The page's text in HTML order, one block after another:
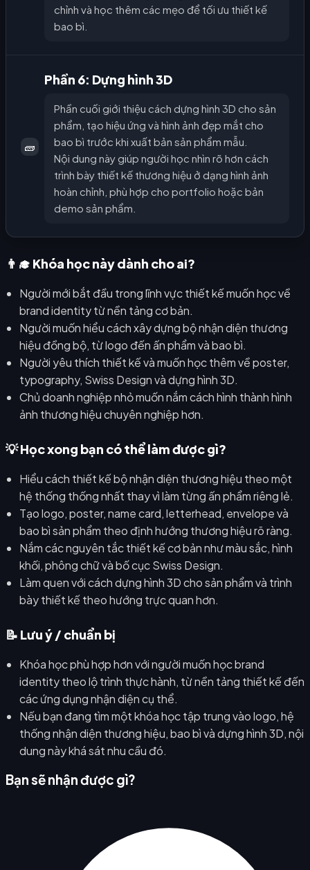
chỉnh và học thêm các mẹo để tối ưu thiết kế
bao bì.
🧱
Phần 6: Dựng hình 3D
Phần cuối giới thiệu cách dựng hình 3D cho sản
phẩm, tạo hiệu ứng và hình ảnh đẹp mắt cho
bao bì trước khi xuất bản sản phẩm mẫu.
Nội dung này giúp người học nhìn rõ hơn cách
trình bày thiết kế thương hiệu ở dạng hình ảnh
hoàn chỉnh, phù hợp cho portfolio hoặc bản
demo sản phẩm.
👨‍🎓 Khóa học này dành cho ai?
Người mới bắt đầu trong lĩnh vực thiết kế muốn học về
brand identity từ nền tảng cơ bản.
Người muốn hiểu cách xây dựng bộ nhận diện thương
hiệu đồng bộ, từ logo đến ấn phẩm và bao bì.
Người yêu thích thiết kế và muốn học thêm về poster,
typography, Swiss Design và dựng hình 3D.
Chủ doanh nghiệp nhỏ muốn nắm cách hình thành hình
ảnh thương hiệu chuyên nghiệp hơn.
💡 Học xong bạn có thể làm được gì?
Hiểu cách thiết kế bộ nhận diện thương hiệu theo một
hệ thống thống nhất thay vì làm từng ấn phẩm riêng lẻ.
Tạo logo, poster, name card, letterhead, envelope và
bao bì sản phẩm theo định hướng thương hiệu rõ ràng.
Nắm các nguyên tắc thiết kế cơ bản như màu sắc, hình
khối, phông chữ và bố cục Swiss Design.
Làm quen với cách dựng hình 3D cho sản phẩm và trình
bày thiết kế theo hướng trực quan hơn.
📝 Lưu ý / chuẩn bị
Khóa học phù hợp hơn với người muốn học brand
identity theo lộ trình thực hành, từ nền tảng thiết kế đến
các ứng dụng nhận diện cụ thể.
Nếu bạn đang tìm một khóa học tập trung vào logo, hệ
thống nhận diện thương hiệu, bao bì và dựng hình 3D, nội
dung này khá sát nhu cầu đó.
Bạn sẽ nhận được gì?